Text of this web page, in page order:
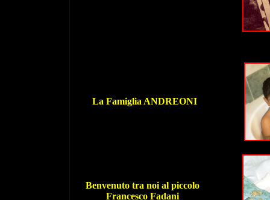
La Famiglia ANDREONI
Benvenuto tra noi al piccolo
Francesco Fadani